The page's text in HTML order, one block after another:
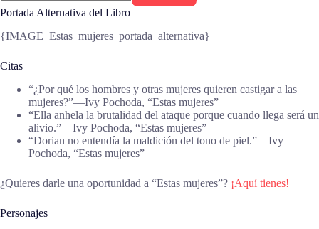
Portada Alternativa del Libro
{IMAGE_Estas_mujeres_portada_alternativa}
Citas
“¿Por qué los hombres y otras mujeres quieren castigar a las
mujeres?”―Ivy Pochoda, “Estas mujeres”
“Ella anhela la brutalidad del ataque porque cuando llega será un
alivio.”―Ivy Pochoda, “Estas mujeres”
“Dorian no entendía la maldición del tono de piel.”―Ivy
Pochoda, “Estas mujeres”
¿Quieres darle una oportunidad a “Estas mujeres”? ¡Aquí tienes!
Personajes